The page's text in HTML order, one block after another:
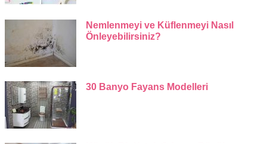
Nemlenmeyi ve Küflenmeyi Nasıl
Önleyebilirsiniz?
30 Banyo Fayans Modelleri